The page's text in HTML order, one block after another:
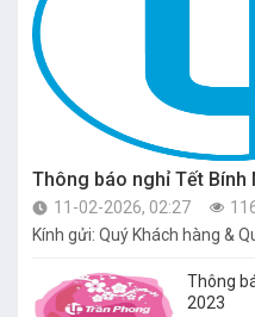
Thông báo nghỉ Tết Bính
11-02-2026, 02:27
Kính gửi: Quý Khách hàng &
Thông
2023